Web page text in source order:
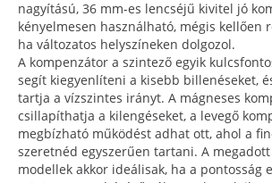
nagyítású, 36 mm-es lencséjű kivitel jó
kényelmesen használható, mégis kellően
ha változatos helyszíneken dolgozol.
A kompenzátor a szintező egyik
segít kiegyenlíteni a kisebb billenéseket,
tartja a vízszintes irányt. A mágneses
csillapíthatja a kilengéseket, a levegő
megbízható működést adhat ott, ahol a
szeretnéd egyszerűen tartani. A
modellek akkor ideálisak, ha a pontosság